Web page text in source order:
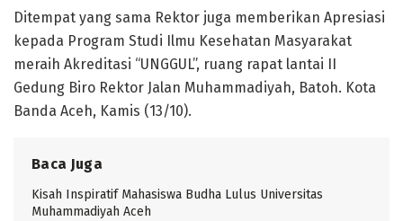
Ditempat yang sama Rektor juga memberikan Apresiasi
kepada Program Studi Ilmu Kesehatan Masyarakat
meraih Akreditasi “UNGGUL”, ruang rapat lantai II
Gedung Biro Rektor Jalan Muhammadiyah, Batoh. Kota
Banda Aceh, Kamis (13/10).
Baca Juga
Kisah Inspiratif Mahasiswa Budha Lulus Universitas
Muhammadiyah Aceh